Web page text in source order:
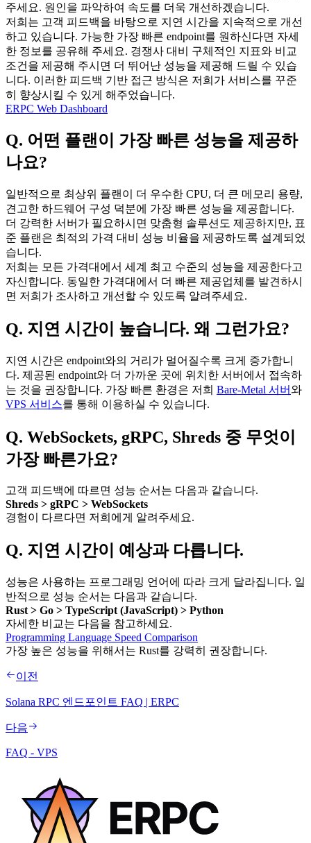
주세요. 원인을 파악하여 속도를 더욱 개선하겠습니다.
저희는 고객 피드백을 바탕으로 지연 시간을 지속적으로 개선
하고 있습니다. 가능한 가장 빠른 endpoint를 원하신다면 자세
한 정보를 공유해 주세요. 경쟁사 대비 구체적인 지표와 비교
조건을 제공해 주시면 더 뛰어난 성능을 제공해 드릴 수 있습
니다. 이러한 피드백 기반 접근 방식은 저희가 서비스를 꾸준
히 향상시킬 수 있게 해주었습니다.
ERPC Web Dashboard
Q. 어떤 플랜이 가장 빠른 성능을 제공하
나요?
일반적으로 최상위 플랜이 더 우수한 CPU, 더 큰 메모리 용량,
견고한 하드웨어 구성 덕분에 가장 빠른 성능을 제공합니다.
더 강력한 서버가 필요하시면 맞춤형 솔루션도 제공하지만, 표
준 플랜은 최적의 가격 대비 성능 비율을 제공하도록 설계되었
습니다.
저희는 모든 가격대에서 세계 최고 수준의 성능을 제공한다고
자신합니다. 동일한 가격대에서 더 빠른 제공업체를 발견하시
면 저희가 조사하고 개선할 수 있도록 알려주세요.
Q. 지연 시간이 높습니다. 왜 그런가요?
지연 시간은 endpoint와의 거리가 멀어질수록 크게 증가합니
다. 제공된 endpoint와 더 가까운 곳에 위치한 서버에서 접속하
는 것을 권장합니다. 가장 빠른 환경은 저희 Bare-Metal 서버와
VPS 서비스를 통해 이용하실 수 있습니다.
Q. WebSockets, gRPC, Shreds 중 무엇이
가장 빠른가요?
고객 피드백에 따르면 성능 순서는 다음과 같습니다.
Shreds > gRPC > WebSockets
경험이 다르다면 저희에게 알려주세요.
Q. 지연 시간이 예상과 다릅니다.
성능은 사용하는 프로그래밍 언어에 따라 크게 달라집니다. 일
반적으로 성능 순서는 다음과 같습니다.
Rust > Go > TypeScript (JavaScript) > Python
자세한 비교는 다음을 참고하세요.
Programming Language Speed Comparison
가장 높은 성능을 위해서는 Rust를 강력히 권장합니다.
이전
Solana RPC 엔드포인트 FAQ | ERPC
다음
FAQ - VPS